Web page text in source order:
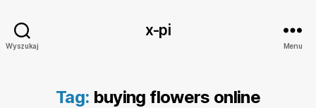
Wyszukaj
x-pi
Menu
Tag: buying flowers online